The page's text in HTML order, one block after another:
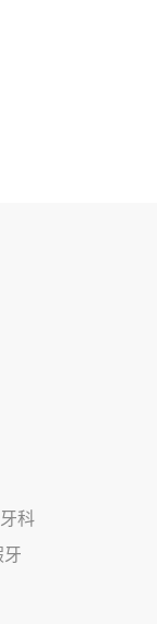
科
牙